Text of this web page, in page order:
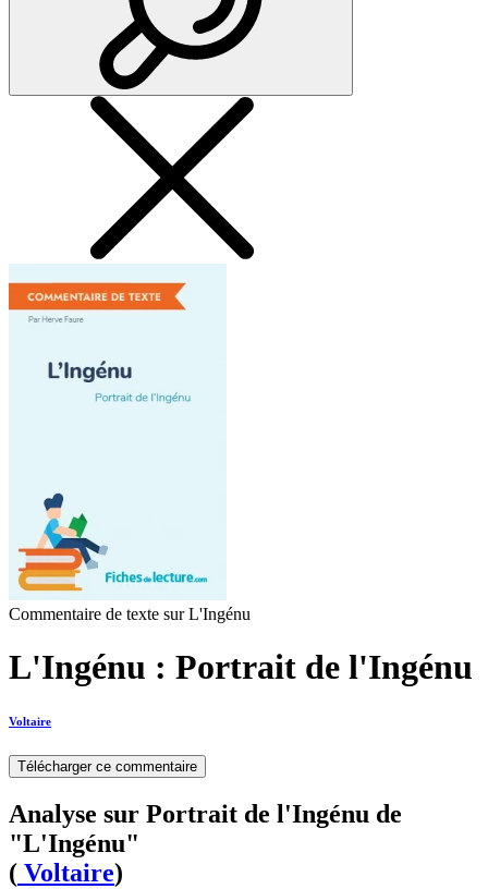
Commentaire de texte sur L'Ingénu
L'Ingénu : Portrait de l'Ingénu
Voltaire
Télécharger ce commentaire
Analyse sur Portrait de l'Ingénu de
"L'Ingénu"
( Voltaire)